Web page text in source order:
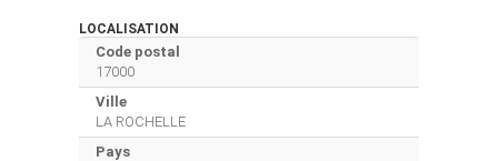
LOCALISATION
Code postal
17000
Ville
LA ROCHELLE
Pays